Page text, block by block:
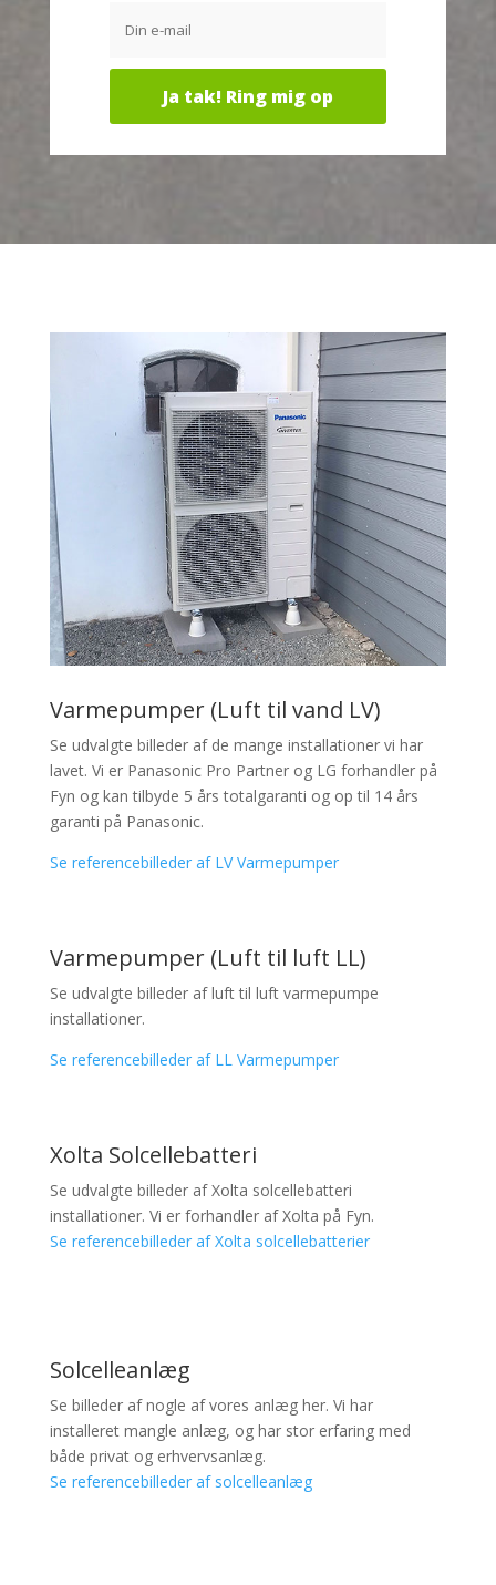
Varmepumper (Luft til vand LV)
Se udvalgte billeder af de mange installationer vi har
lavet. Vi er Panasonic Pro Partner og LG forhandler på
Fyn og kan tilbyde 5 års totalgaranti og op til 14 års
garanti på Panasonic.
Se referencebilleder af LV Varmepumper
Varmepumper (Luft til luft LL)
Se udvalgte billeder af luft til luft varmepumpe
installationer.
Se referencebilleder af LL Varmepumper
Xolta Solcellebatteri
Se udvalgte billeder af Xolta solcellebatteri
installationer. Vi er forhandler af Xolta på Fyn.
Se referencebilleder af Xolta solcellebatterier
Solcelleanlæg
Se billeder af nogle af vores anlæg her. Vi har
installeret mangle anlæg, og har stor erfaring med
både privat og erhvervsanlæg.
Se referencebilleder af solcelleanlæg